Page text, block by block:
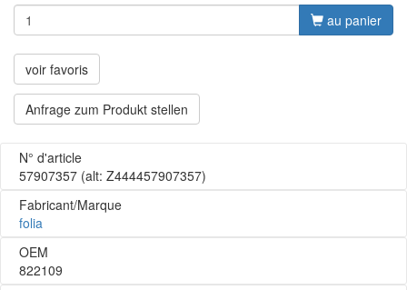
au panier
voir favoris
Anfrage zum Produkt stellen
N° d'article
57907357 (alt: Z444457907357)
Fabricant/Marque
folia
OEM
822109